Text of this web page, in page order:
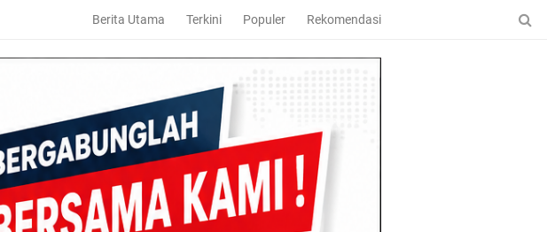
Berita Utama Terkini Populer Rekomendasi